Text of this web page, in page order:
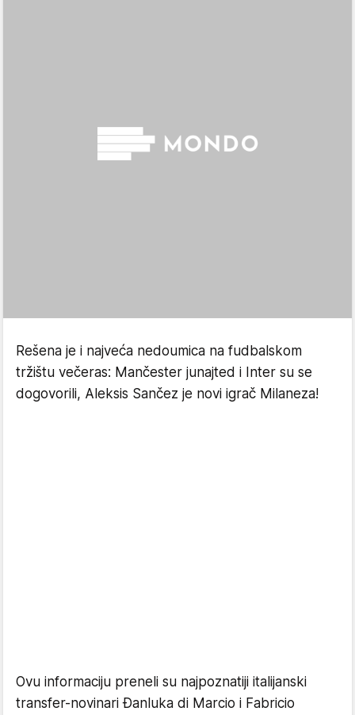
Rešena je i najveća nedoumica na fudbalskom
tržištu večeras: Mančester junajted i Inter su se
dogovorili, Aleksis Sančez je novi igrač Milaneza!
Ovu informaciju preneli su najpoznatiji italijanski
transfer-novinari Đanluka di Marcio i Fabricio